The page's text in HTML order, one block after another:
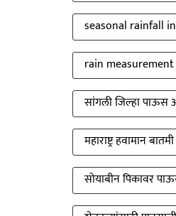
seasonal rainfall
rain
सांगली जिल्हा पाऊस
महाराष्ट्र हवामान बातमी
सोयाबीन पिकावर